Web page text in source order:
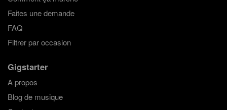
Faites une demande
FAQ
Filtrer par occasion
Gigstarter
A propos
Blog de musique